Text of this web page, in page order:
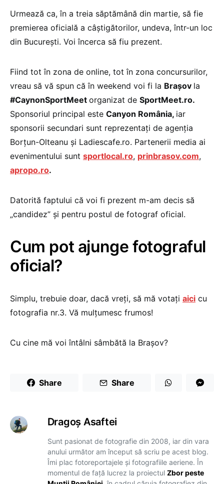
Urmează ca, în a treia săptămână din martie, să fie
premierea oficială a câştigătorilor, undeva, într-un loc
din Bucureşti. Voi încerca să fiu prezent.
Fiind tot în zona de online, tot în zona concursurilor,
vreau să vă spun că în weekend voi fi la Braşov la
#CaynonSportMeet organizat de SportMeet.ro.
Sponsoriul principal este Canyon România, iar
sponsorii secundari sunt reprezentaţi de agenţia
Borţun-Olteanu şi Ladiescafe.ro. Partenerii media ai
evenimentului sunt sportlocal.ro, prinbrasov.com,
apropo.ro.
Datorită faptului că voi fi prezent m-am decis să
„candidez” şi pentru postul de fotograf oficial.
Cum pot ajunge fotograful
oficial?
Simplu, trebuie doar, dacă vreţi, să mă votaţi aici cu
fotografia nr.3. Vă mulţumesc frumos!
Cu cine mă voi întâlni sâmbătă la Braşov?
Share Share
Dragoş Asaftei
Sunt pasionat de fotografie din 2008, iar din vara
anului următor am început să scriu pe acest blog.
Îmi plac fotoreportajele și fotografiile aeriene. În
momentul de față lucrez la proiectul Zbor peste